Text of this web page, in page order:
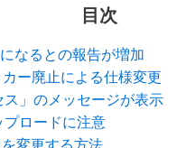
目次
なるとの報告が増加
ー廃止による仕様変更
ス」のメッセージが表示
ロードに注意
変更する方法